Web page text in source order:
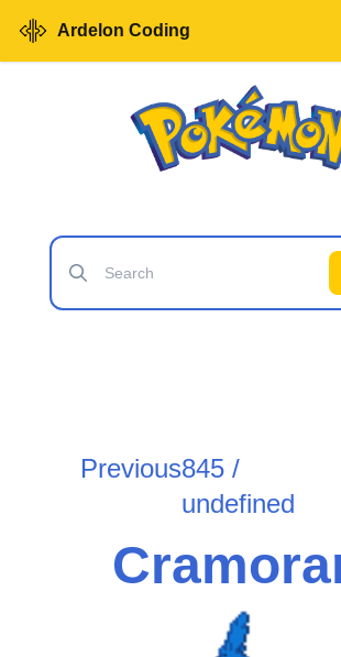
Ardelon Coding
Previous845 /
undefined